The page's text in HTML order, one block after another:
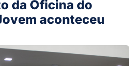
da Oficina do
aconteceu